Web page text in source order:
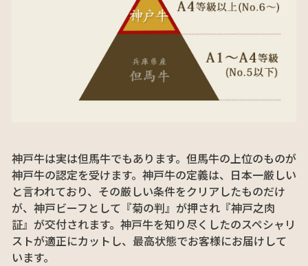
神戸牛は実は但馬牛でもあります。但馬牛の上位のものが
神戸牛の認定を受けます。神戸牛の定義は、日本一厳しい
と言われており、その厳しい条件をクリアしたものだけ
が、神戸ビーフとして『菊の判』が押され『神戸之肉
証』が交付されます。神戸牛を知り尽くしたのスペシャリ
ストが適正にカットし、最高状態でお客様にお届けして
います。